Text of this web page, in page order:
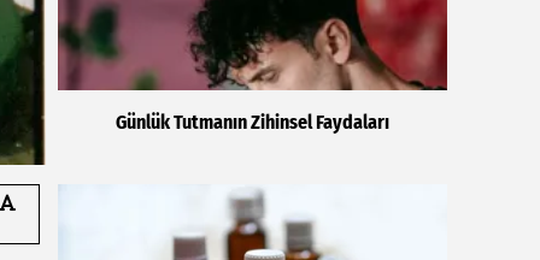
Günlük Tutmanın Zihinsel Faydaları